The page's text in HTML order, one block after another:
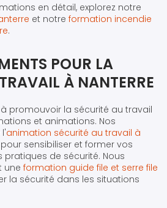
en détail, explorez notre
et notre formation incendie
.
POUR LA
À NANTERRE
à promouvoir la sécurité au travail
et animations. Nos
animation sécurité au travail à
sensibiliser et former vos
pratiques de sécurité. Nous
une formation guide file et serre file
la sécurité dans les situations